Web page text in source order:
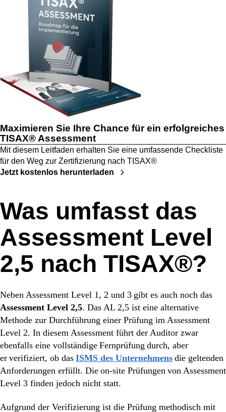
Maximieren Sie Ihre Chance für ein erfolgreiches
TISAX® Assessment
Mit diesem Leitfaden erhalten Sie eine umfassende Checkliste
für den Weg zur Zertifizierung nach TISAX®
Jetzt kostenlos herunterladen
Was umfasst das
Assessment Level
2,5 nach TISAX®?
Neben Assessment Level 1, 2 und 3 gibt es auch noch das
Assessment Level 2,5. Das AL 2,5 ist eine alternative
Methode zur Durchführung einer Prüfung im Assessment
Level 2. In diesem Assessment führt der Auditor zwar
ebenfalls eine vollständige Fernprüfung durch, aber
er verifiziert, ob das ISMS des Unternehmens die geltenden
Anforderungen erfüllt. Die on-site Prüfungen von Assessment
Level 3 finden jedoch nicht statt.
Aufgrund der Verifizierung ist die Prüfung methodisch mit